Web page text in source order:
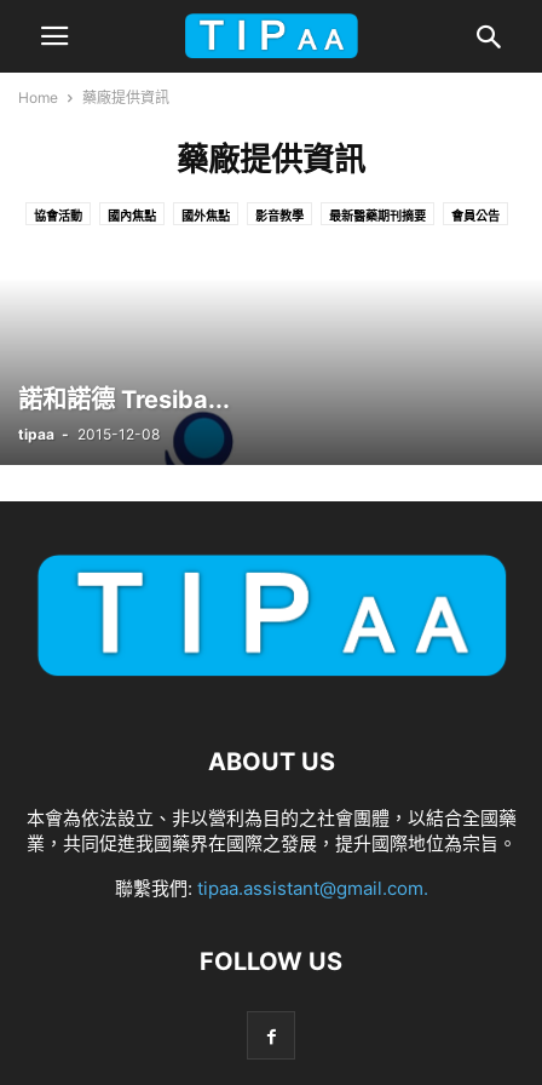
Home 藥廠提供資訊
藥廠提供資訊
協會活動 國內焦點 國外焦點 影音教學 最新醫藥期刊摘要 會員公告
諾和諾德 Tresiba...
tipaa - 2015-12-08
ABOUT US
本會為依法設立、非以營利為目的之社會團體，以結合全國藥
業，共同促進我國藥界在國際之發展，提升國際地位為宗旨。
聯繫我們: tipaa.assistant@gmail.com.
FOLLOW US